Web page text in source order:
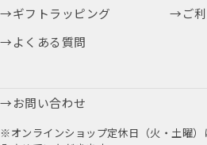
ギフトラッピング
ご
よくある質問
お問い合わせ
※オンラインショップ定休日（火・土曜）